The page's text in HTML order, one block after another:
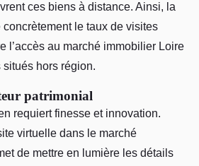
ces biens à distance. Ainsi, la
le taux de visites
l’accès au marché immobilier Loire
hors région.
patrimonial
requiert finesse et innovation.
virtuelle dans le marché
de mettre en lumière les détails